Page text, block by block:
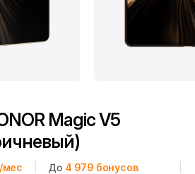
Magic V5
мес До 4 979бонусов